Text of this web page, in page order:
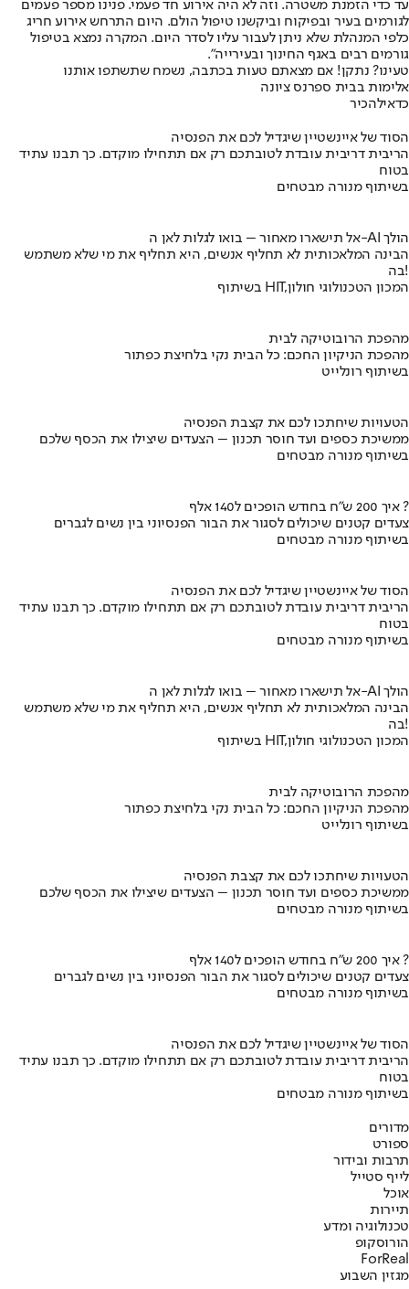
עד כדי הזמנת משטרה. וזה לא היה אירוע חד פעמי. פנינו מספר פעמים
לגורמים בעיר ובפיקוח וביקשנו טיפול הולם. היום התרחש אירוע חריג
כלפי המנהלת שלא ניתן לעבור עליו לסדר היום. המקרה נמצא בטיפול
גורמים רבים באגף החינוך ובעירייה".
טעינו? נתקן! אם מצאתם טעות בכתבה, נשמח שתשתפו אותנו
אלימות בבית ספרנס ציונה
כדאילהכיר
הסוד של איינשטיין שיגדיל לכם את הפנסיה
הריבית דריבית עובדת לטובתכם רק אם תתחילו מוקדם. כך תבנו עתיד
בטוח
בשיתוף מנורה מבטחים
אל תישארו מאחור – בואו לגלות לאן ה-AI הולך
הבינה המלאכותית לא תחליף אנשים, היא תחליף את מי שלא משתמש
בה!
בשיתוף HIT,המכון הטכנולוגי חולון
מהפכת הרובוטיקה לבית
מהפכת הניקיון החכם: כל הבית נקי בלחיצת כפתור
בשיתוף רונלייט
הטעויות שיחתכו לכם את קצבת הפנסיה
ממשיכת כספים ועד חוסר תכנון – הצעדים שיצילו את הכסף שלכם
בשיתוף מנורה מבטחים
איך 200 ש"ח בחודש הופכים ל140 אלף ?
צעדים קטנים שיכולים לסגור את הבור הפנסיוני בין נשים לגברים
בשיתוף מנורה מבטחים
הסוד של איינשטיין שיגדיל לכם את הפנסיה
הריבית דריבית עובדת לטובתכם רק אם תתחילו מוקדם. כך תבנו עתיד
בטוח
בשיתוף מנורה מבטחים
אל תישארו מאחור – בואו לגלות לאן ה-AI הולך
הבינה המלאכותית לא תחליף אנשים, היא תחליף את מי שלא משתמש
בה!
בשיתוף HIT,המכון הטכנולוגי חולון
מהפכת הרובוטיקה לבית
מהפכת הניקיון החכם: כל הבית נקי בלחיצת כפתור
בשיתוף רונלייט
הטעויות שיחתכו לכם את קצבת הפנסיה
ממשיכת כספים ועד חוסר תכנון – הצעדים שיצילו את הכסף שלכם
בשיתוף מנורה מבטחים
איך 200 ש"ח בחודש הופכים ל140 אלף ?
צעדים קטנים שיכולים לסגור את הבור הפנסיוני בין נשים לגברים
בשיתוף מנורה מבטחים
הסוד של איינשטיין שיגדיל לכם את הפנסיה
הריבית דריבית עובדת לטובתכם רק אם תתחילו מוקדם. כך תבנו עתיד
בטוח
בשיתוף מנורה מבטחים
מדורים
ספורט
תרבות ובידור
לייף סטייל
אוכל
תיירות
טכנולוגיה ומדע
הורוסקופ
ForReal
מגזין השבוע